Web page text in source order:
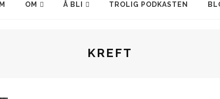
OM Å BLI TROLIG PODKASTEN
KREFT